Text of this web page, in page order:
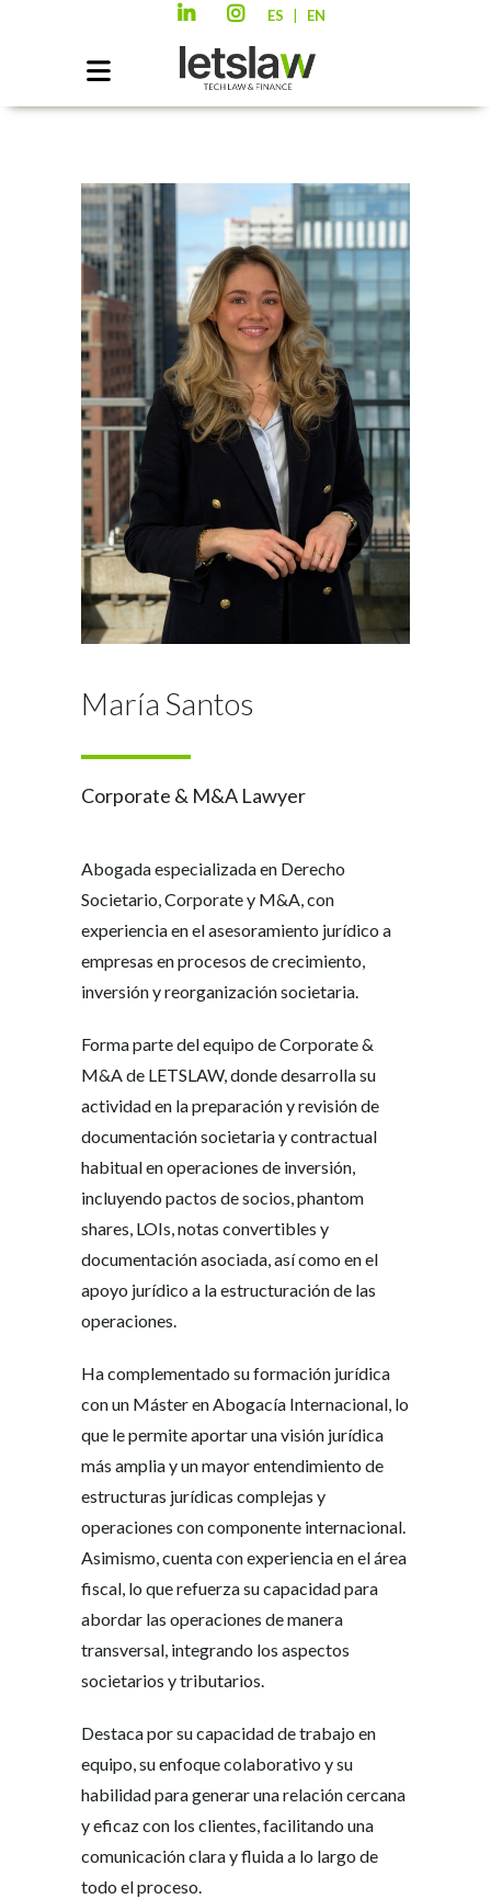
ES EN
María Santos
Corporate & M&A Lawyer
Abogada especializada en Derecho
Societario, Corporate y M&A, con
experiencia en el asesoramiento jurídico a
empresas en procesos de crecimiento,
inversión y reorganización societaria.
Forma parte del equipo de Corporate &
M&A de LETSLAW, donde desarrolla su
actividad en la preparación y revisión de
documentación societaria y contractual
habitual en operaciones de inversión,
incluyendo pactos de socios, phantom
shares, LOIs, notas convertibles y
documentación asociada, así como en el
apoyo jurídico a la estructuración de las
operaciones.
Ha complementado su formación jurídica
con un Máster en Abogacía Internacional, lo
que le permite aportar una visión jurídica
más amplia y un mayor entendimiento de
estructuras jurídicas complejas y
operaciones con componente internacional.
Asimismo, cuenta con experiencia en el área
fiscal, lo que refuerza su capacidad para
abordar las operaciones de manera
transversal, integrando los aspectos
societarios y tributarios.
Destaca por su capacidad de trabajo en
equipo, su enfoque colaborativo y su
habilidad para generar una relación cercana
y eficaz con los clientes, facilitando una
comunicación clara y fluida a lo largo de
todo el proceso.